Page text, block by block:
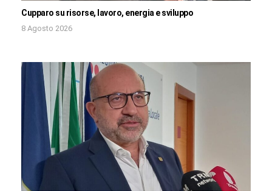
Cupparo su risorse, lavoro, energia e sviluppo
8 Agosto 2026